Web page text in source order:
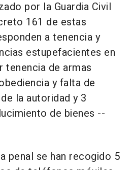
por la Guardia Civil
161 de estas
a tenencia y
estupefacientes en
tenencia de armas
y falta de
la autoridad y 3
de bienes --
penal se han recogido 5